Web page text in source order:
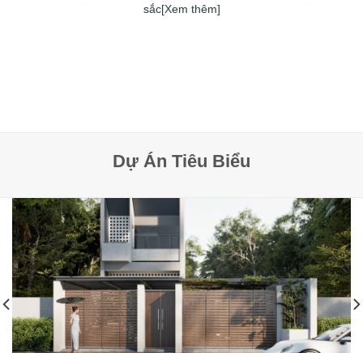
sắc[Xem thêm]
Dự Án Tiêu Biểu